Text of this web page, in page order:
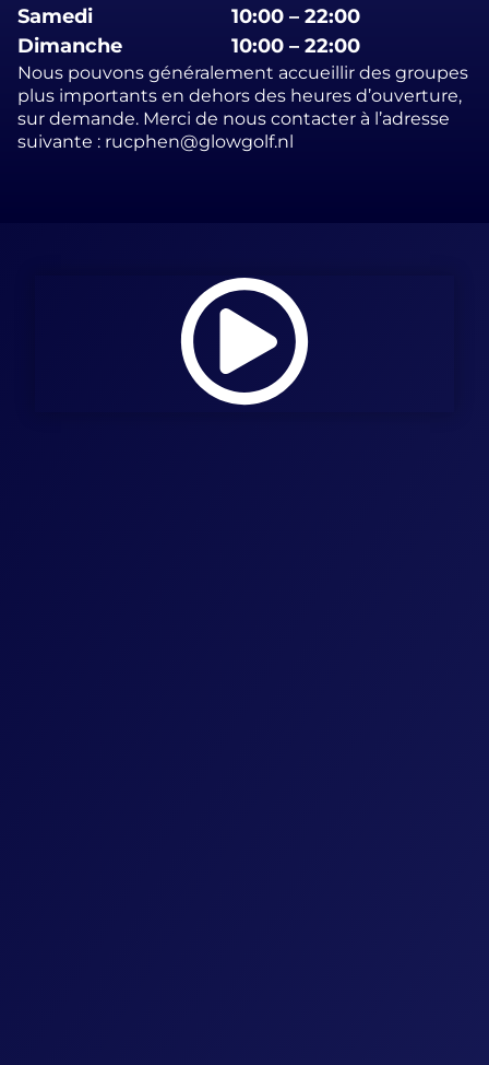
Samedi
10:00 – 22:00
Dimanche
10:00 – 22:00
Nous pouvons généralement accueillir des groupes
plus importants en dehors des heures d’ouverture,
sur demande. Merci de nous contacter à l’adresse
suivante : rucphen@glowgolf.nl